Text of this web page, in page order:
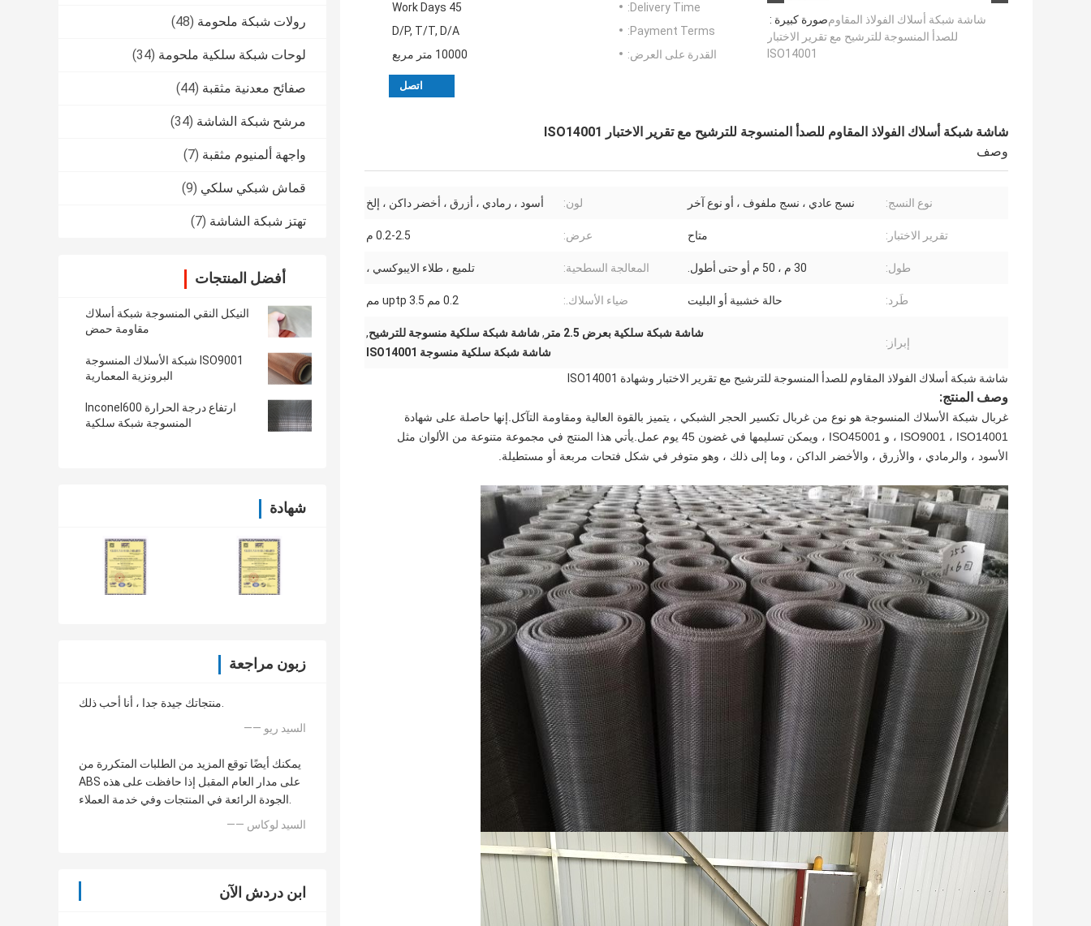
رولات شبكة ملحومة (48)
لوحات شبكة سلكية ملحومة (34)
صفائح معدنية مثقبة (44)
مرشح شبكة الشاشة (34)
واجهة ألمنيوم مثقبة (7)
قماش شبكي سلكي (9)
تهتز شبكة الشاشة (7)
أفضل المنتجات
النيكل النقي المنسوجة شبكة أسلاك
مقاومة حمض
ISO9001 شبكة الأسلاك المنسوجة
البرونزية المعمارية
ارتفاع درجة الحرارة Inconel600
المنسوجة شبكة سلكية
شهادة
زبون مراجعة
منتجاتك جيدة جدا ، أنا أحب ذلك.
—— السيد ريو
يمكنك أيضًا توقع المزيد من الطلبات المتكررة من
ABS على مدار العام المقبل إذا حافظت على هذه
الجودة الرائعة في المنتجات وفي خدمة العملاء.
—— السيد لوكاس
ابن دردش الآن
صورة كبيرة :شاشة شبكة أسلاك الفولاذ المقاوم
للصدأ المنسوجة للترشيح مع تقرير الاختبار
ISO14001
Delivery Time:
45 Work Days
Payment Terms:
D/P, T/T, D/A
القدرة على العرض:
10000 متر مربع
اتصل
شاشة شبكة أسلاك الفولاذ المقاوم للصدأ المنسوجة للترشيح مع تقرير الاختبار ISO14001
وصف
نوع النسج: نسج عادي ، نسج ملفوف ، أو نوع آخر لون: أسود ، رمادي ، أزرق ، أخضر داكن ، إلخ
تقرير الاختبار: متاح عرض: 0.2-2.5 م
طول: 30 م ، 50 م أو حتى أطول. المعالجة السطحية: تلميع ، طلاء الايبوكسي ،
طَرد: حالة خشبية أو البليت ضياء الأسلاك.: 0.2 مم uptp 3.5 مم
إبراز:
شاشة شبكة سلكية بعرض 2.5 متر ,شاشة شبكة سلكية منسوجة للترشيح,
شاشة شبكة سلكية منسوجة ISO14001
شاشة شبكة أسلاك الفولاذ المقاوم للصدأ المنسوجة للترشيح مع تقرير الاختبار وشهادة ISO14001
وصف المنتج:
غربال شبكة الأسلاك المنسوجة هو نوع من غربال تكسير الحجر الشبكي ، يتميز بالقوة العالية ومقاومة التآكل.إنها حاصلة على شهادة
ISO9001 ، ISO14001 ، و ISO45001 ، ويمكن تسليمها في غضون 45 يوم عمل.يأتي هذا المنتج في مجموعة متنوعة من الألوان مثل
الأسود ، والرمادي ، والأزرق ، والأخضر الداكن ، وما إلى ذلك ، وهو متوفر في شكل فتحات مربعة أو مستطيلة.